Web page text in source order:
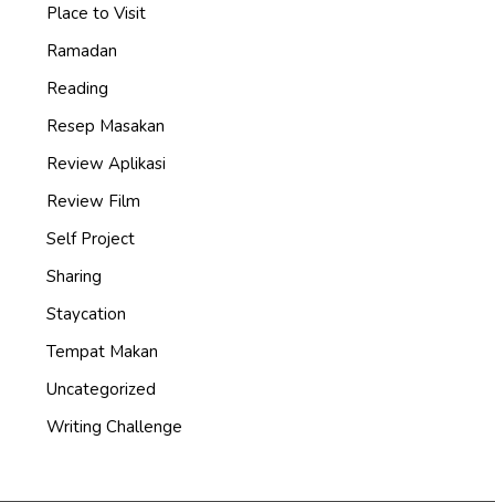
Place to Visit
Ramadan
Reading
Resep Masakan
Review Aplikasi
Review Film
Self Project
Sharing
Staycation
Tempat Makan
Uncategorized
Writing Challenge